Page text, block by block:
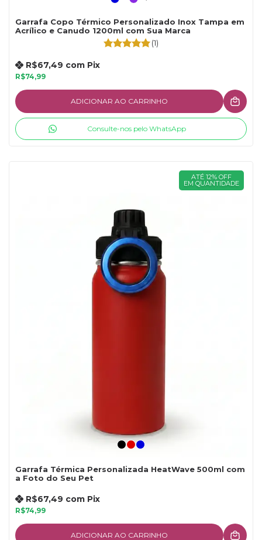
Garrafa Copo Térmico Personalizado Inox Tampa em
Acrílico e Canudo 1200ml com Sua Marca
(1)
R$74,99
R$67,49 com Pix
ADICIONAR AO CARRINHO
Consulte-nos pelo WhatsApp
ATÉ 12% OFF
EM QUANTIDADE
Garrafa Térmica Personalizada HeatWave 500ml com
a Foto do Seu Pet
R$74,99
R$67,49 com Pix
ADICIONAR AO CARRINHO